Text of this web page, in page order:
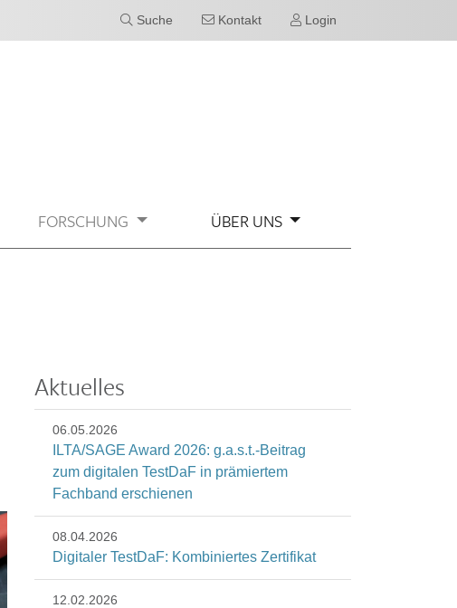
Suche Kontakt Login
FORSCHUNG ÜBER UNS
Aktuelles
06.05.2026
ILTA/SAGE Award 2026: g.a.s.t.-Beitrag
zum digitalen TestDaF in prämiertem
Fachband erschienen
08.04.2026
Digitaler TestDaF: Kombiniertes Zertifikat
12.02.2026